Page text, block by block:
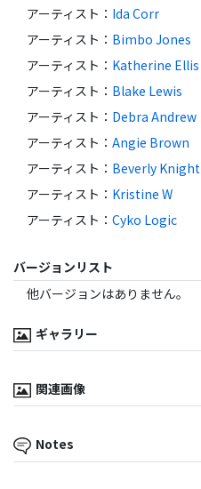
アーティスト ： Ida Corr
アーティスト ： Bimbo Jones
アーティスト ： Katherine Ellis
アーティスト ： Blake Lewis
アーティスト ： Debra Andrew
アーティスト ： Angie Brown
アーティスト ： Beverly Knight
アーティスト ： Kristine W
アーティスト ： Cyko Logic
バージョンリスト
他バージョンはありません。
ギャラリー
関連画像
Notes